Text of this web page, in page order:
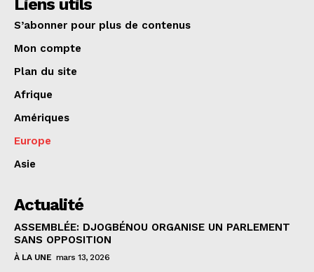
Liens utils
S’abonner pour plus de contenus
Mon compte
Plan du site
Afrique
Amériques
Europe
Asie
Actualité
ASSEMBLÉE: DJOGBÉNOU ORGANISE UN PARLEMENT
SANS OPPOSITION
À LA UNE mars 13, 2026